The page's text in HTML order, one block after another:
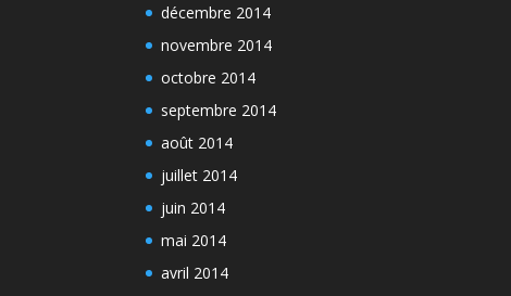
décembre 2014
novembre 2014
octobre 2014
septembre 2014
août 2014
juillet 2014
juin 2014
mai 2014
avril 2014